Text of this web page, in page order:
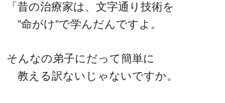
「昔の治療家は、文字通り技術を
”命がけ”で学んだんですよ。
そんなの弟子にだって簡単に
教える訳ないじゃないですか。